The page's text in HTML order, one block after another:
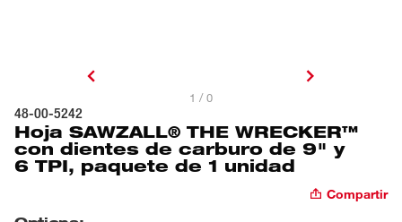
1 / 0
48-00-5242
Hoja SAWZALL® THE WRECKER™
con dientes de carburo de 9" y
6 TPI, paquete de 1 unidad
Compartir